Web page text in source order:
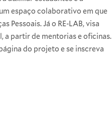
espaço colaborativo em que
Pessoais. Já o RE-LAB, visa
a partir de mentorias e oficinas.
do projeto e se inscreva